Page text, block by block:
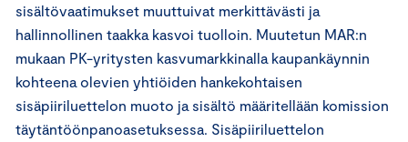
sisältövaatimukset muuttuivat merkittävästi ja
hallinnollinen taakka kasvoi tuolloin. Muutetun MAR:n
mukaan PK-yritysten kasvumarkkinalla kaupankäynnin
kohteena olevien yhtiöiden hankekohtaisen
sisäpiiriluettelon muoto ja sisältö määritellään komission
täytäntöönpanoasetuksessa. Sisäpiiriluettelon